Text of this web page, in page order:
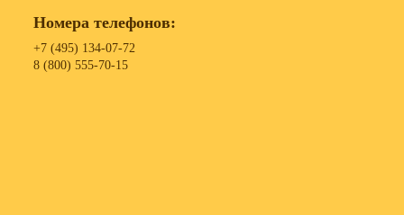
Номера телефонов:
+7 (495) 134-07-72
8 (800) 555-70-15